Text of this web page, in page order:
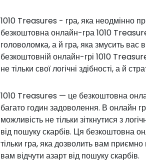
1010 Treasures - гра, яка неодмінно
безкоштовна онлайн-гра 1010
головоломка, а й гра, яка змусить вас
безкоштовній онлайн-грі 1010
не тільки свої логічні здібності, а й
1010 Treasures — це безкоштовна
багато годин задоволення. В онлайн
можливість не тільки зіткнутися з
від пошуку скарбів. Ця безкоштовна
тільки гра, яка дозволить вам
вам відчути азарт від пошуку скарбів.